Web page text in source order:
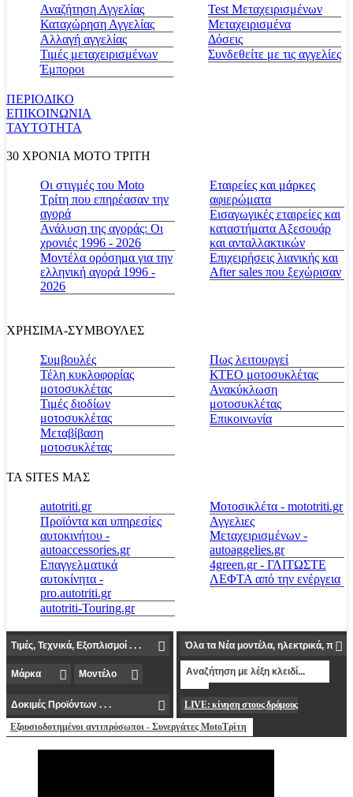
Αναζήτηση Αγγελίας
Καταχώρηση Αγγελίας
Αλλαγή αγγελίας
Τιμές μεταχειρισμένων
Έμποροι
Test Μεταχειρισμένων
Μεταχειρισμένα
Δόσεις
Συνδεθείτε με τις αγγελίες
ΠΕΡΙΟΔΙΚΟ
ΕΠΙΚΟΙΝΩΝΙΑ
ΤΑΥΤΟΤΗΤΑ
30 ΧΡΟΝΙΑ MOTO ΤΡΙΤΗ
Οι στιγμές του Moto
Τρίτη που επηρέασαν την
αγορά
Ανάλυση της αγοράς: Οι
χρονιές 1996 - 2026
Μοντέλα ορόσημα για την
ελληνική αγορά 1996 -
2026
Εταιρείες και μάρκες
αφιερώματα
Εισαγωγικές εταιρείες και
καταστήματα Αξεσουάρ
και ανταλλακτικών
Επιχειρήσεις λιανικής και
After sales που ξεχώρισαν
ΧΡΗΣΙΜΑ-ΣΥΜΒΟΥΛΕΣ
Συμβουλές
Τέλη κυκλοφορίας
μοτοσυκλέτας
Τιμές διοδίων
μοτοσυκλέτας
Μεταβίβαση
μοτοσυκλέτας
Πως λειτουργεί
ΚΤΕΟ μοτοσυκλέτας
Ανακύκλωση
μοτοσυκλέτας
Επικοινωνία
ΤΑ SITES ΜΑΣ
autotriti.gr
Προϊόντα και υπηρεσίες
αυτοκινήτου -
autoaccessories.gr
Επαγγελματικά
αυτοκίνητα -
pro.autotriti.gr
autotriti-Touring.gr
Μοτοσικλέτα - mototriti.gr
Αγγελιες
Μεταχειρισμένων -
autoaggelies.gr
4green.gr - ΓΛΙΤΩΣΤΕ
ΛΕΦΤΑ από την ενέργεια
LIVE: κίνηση στους δρόμους
Εξουσιοδοτημένοι αντιπρόσωποι - Συνεργάτες MotoΤρίτη